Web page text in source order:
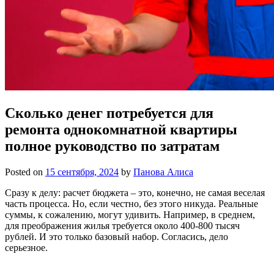
Сколько денег потребуется для
ремонта однокомнатной квартиры
полное руководство по затратам
Posted on 15 сентября, 2024 by Панова Алиса
Сразу к делу: расчет бюджета – это, конечно, не самая веселая
часть процесса. Но, если честно, без этого никуда. Реальные
суммы, к сожалению, могут удивить. Например, в среднем,
для преображения жилья требуется около 400-800 тысяч
рублей. И это только базовый набор. Согласись, дело
серьезное.